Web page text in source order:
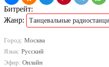
Битрейт:
Жанр:
Танцевальные
Город: Москва
Язык: Русский
Эфир: Онлайн